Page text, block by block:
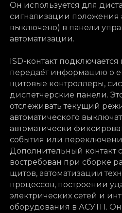
Он используется для
сигнализации положения
выключено) в панели
автоматизации.
ISD-контакт
передаёт информацию о
щитовые контроллеры,
диспетчерские панели.
отслеживать текущий
автоматического
автоматически
события или
Дополнительный контакт
востребован при сборке
щитов, автоматизации
процессов, построении
электрических сетей и
оборудования в АСУТП.